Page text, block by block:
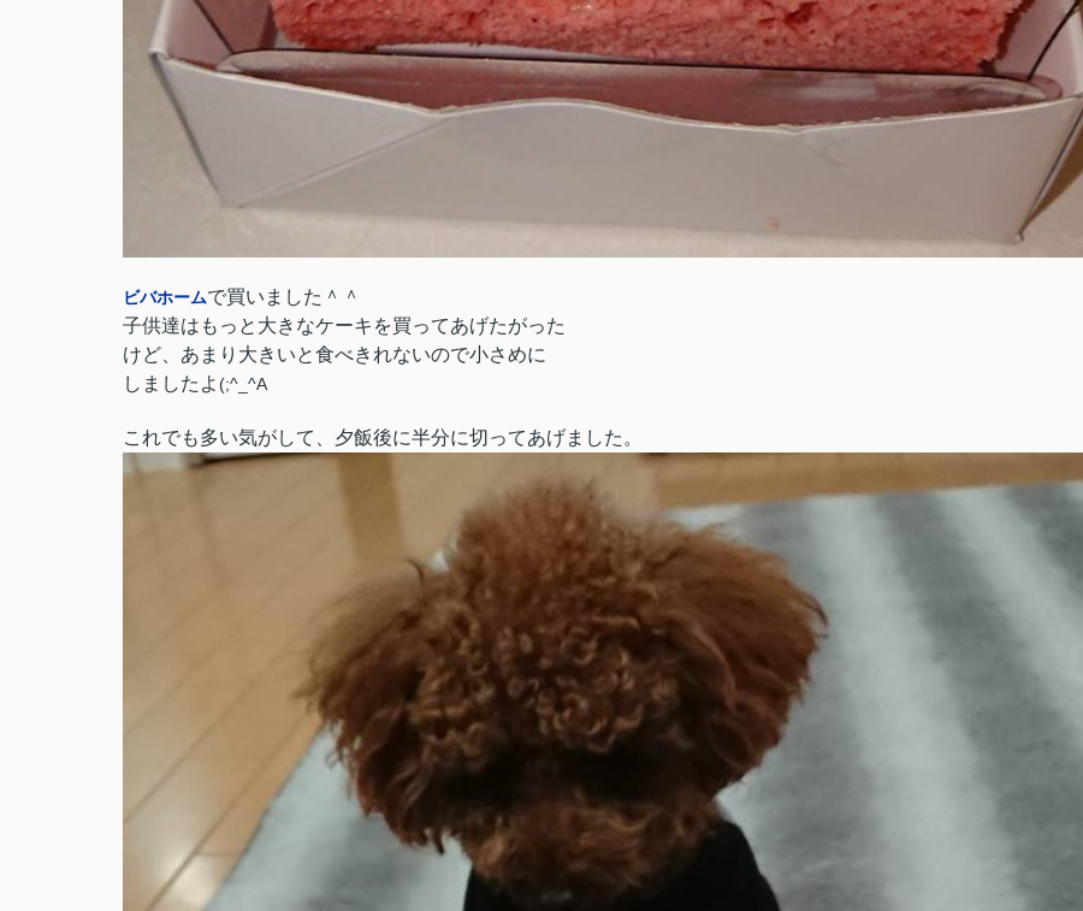
ビバホームで買いました＾＾
子供達はもっと大きなケーキを買ってあげたがった
けど、あまり大きいと食べきれないので小さめに
しましたよ (;^_^A
これでも多い気がして、夕飯後に半分に切ってあげました。